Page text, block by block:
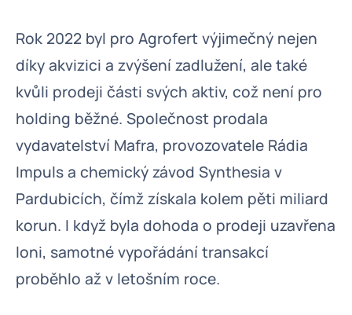
Rok 2022 byl pro Agrofert výjimečný nejen
díky akvizici a zvýšení zadlužení, ale také
kvůli prodeji části svých aktiv, což není pro
holding běžné. Společnost prodala
vydavatelství Mafra, provozovatele Rádia
Impuls a chemický závod Synthesia v
Pardubicích, čímž získala kolem pěti miliard
korun. I když byla dohoda o prodeji uzavřena
loni, samotné vypořádání transakcí
proběhlo až v letošním roce.